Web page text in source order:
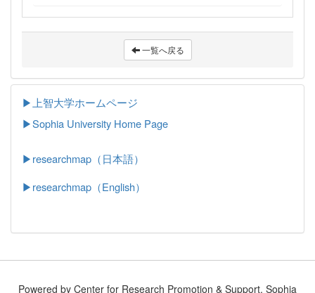
一覧へ戻る
▶上智大学ホームページ
▶Sophia University Home Page
▶researchmap（日本語）
▶researchmap（English）
Powered by Center for Research Promotion & Support, Sophia